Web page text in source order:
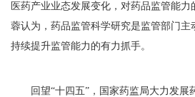
医药产业业态发展变化，对药品监管能
蓉认为，药品监管科学研究是监管部门主
持续提升监管能力的有力抓手。
回望“十四五”，国家药监局大力发展